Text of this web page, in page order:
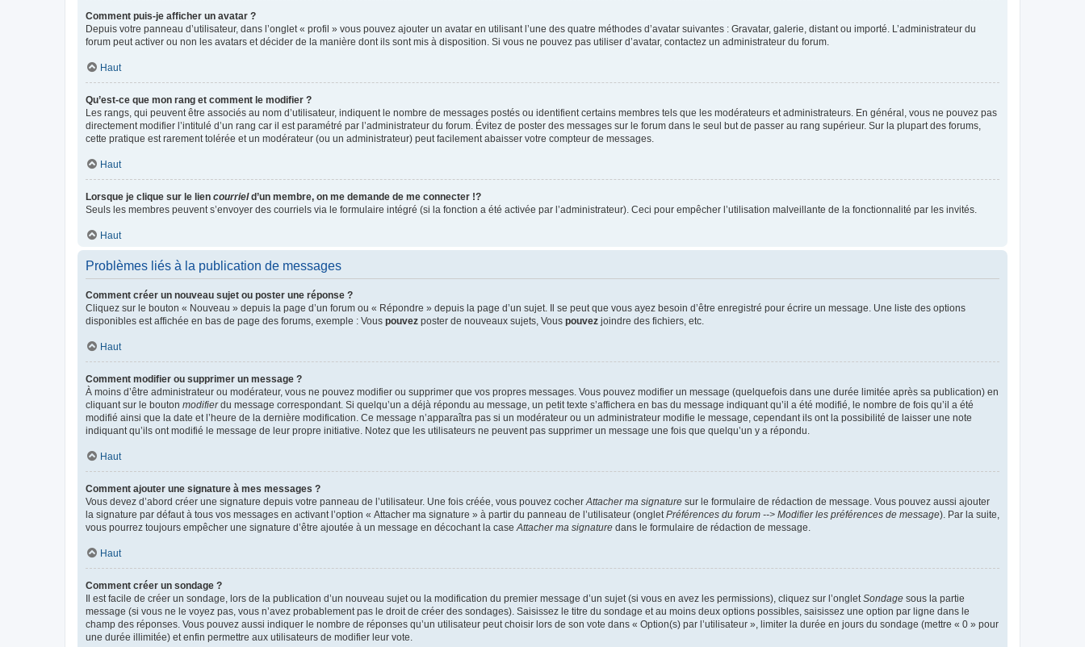
Comment puis-je afficher un avatar ?
Depuis votre panneau d’utilisateur, dans l’onglet « profil » vous pouvez ajouter un avatar en utilisant l’une des quatre méthodes d’avatar suivantes : Gravatar, galerie, distant ou importé. L’administrateur du
forum peut activer ou non les avatars et décider de la manière dont ils sont mis à disposition. Si vous ne pouvez pas utiliser d’avatar, contactez un administrateur du forum.
Haut
Qu’est-ce que mon rang et comment le modifier ?
Les rangs, qui peuvent être associés au nom d’utilisateur, indiquent le nombre de messages postés ou identifient certains membres tels que les modérateurs et administrateurs. En général, vous ne pouvez pas
directement modifier l’intitulé d’un rang car il est paramétré par l’administrateur du forum. Évitez de poster des messages sur le forum dans le seul but de passer au rang supérieur. Sur la plupart des forums,
cette pratique est rarement tolérée et un modérateur (ou un administrateur) peut facilement abaisser votre compteur de messages.
Haut
Lorsque je clique sur le lien courrield’un membre, on me demande de me connecter !?
Seuls les membres peuvent s’envoyer des courriels via le formulaire intégré (si la fonction a été activée par l’administrateur). Ceci pour empêcher l’utilisation malveillante de la fonctionnalité par les invités.
Haut
Problèmes liés à la publication de messages
Comment créer un nouveau sujet ou poster une réponse ?
Cliquez sur le bouton « Nouveau » depuis la page d’un forum ou « Répondre » depuis la page d’un sujet. Il se peut que vous ayez besoin d’être enregistré pour écrire un message. Une liste des options
disponibles est affichée en bas de page des forums, exemple : Vous pouvez poster de nouveaux sujets, Vous pouvez joindre des fichiers, etc.
Haut
Comment modifier ou supprimer un message ?
À moins d’être administrateur ou modérateur, vous ne pouvez modifier ou supprimer que vos propres messages. Vous pouvez modifier un message (quelquefois dans une durée limitée après sa publication) en
cliquant sur le bouton modifierdu message correspondant. Si quelqu’un a déjà répondu au message, un petit texte s’affichera en bas du message indiquant qu’il a été modifié, le nombre de fois qu’il a été
modifié ainsi que la date et l’heure de la dernière modification. Ce message n’apparaîtra pas si un modérateur ou un administrateur modifie le message, cependant ils ont la possibilité de laisser une note
indiquant qu’ils ont modifié le message de leur propre initiative. Notez que les utilisateurs ne peuvent pas supprimer un message une fois que quelqu’un y a répondu.
Haut
Comment ajouter une signature à mes messages ?
Vous devez d’abord créer une signature depuis votre panneau de l’utilisateur. Une fois créée, vous pouvez cocher Attacher ma signature sur le formulaire de rédaction de message. Vous pouvez aussi ajouter
la signature par défaut à tous vos messages en activant l’option « Attacher ma signature » à partir du panneau de l’utilisateur (onglet Préférences du forum --> Modifier les préférences de message). Par la suite,
vous pourrez toujours empêcher une signature d’être ajoutée à un message en décochant la case Attacher ma signature dans le formulaire de rédaction de message.
Haut
Comment créer un sondage ?
Il est facile de créer un sondage, lors de la publication d’un nouveau sujet ou la modification du premier message d’un sujet (si vous en avez les permissions), cliquez sur l’onglet Sondage sous la partie
message (si vous ne le voyez pas, vous n’avez probablement pas le droit de créer des sondages). Saisissez le titre du sondage et au moins deux options possibles, saisissez une option par ligne dans le
champ des réponses. Vous pouvez aussi indiquer le nombre de réponses qu’un utilisateur peut choisir lors de son vote dans « Option(s) par l’utilisateur », limiter la durée en jours du sondage (mettre « 0 » pour
une durée illimitée) et enfin permettre aux utilisateurs de modifier leur vote.